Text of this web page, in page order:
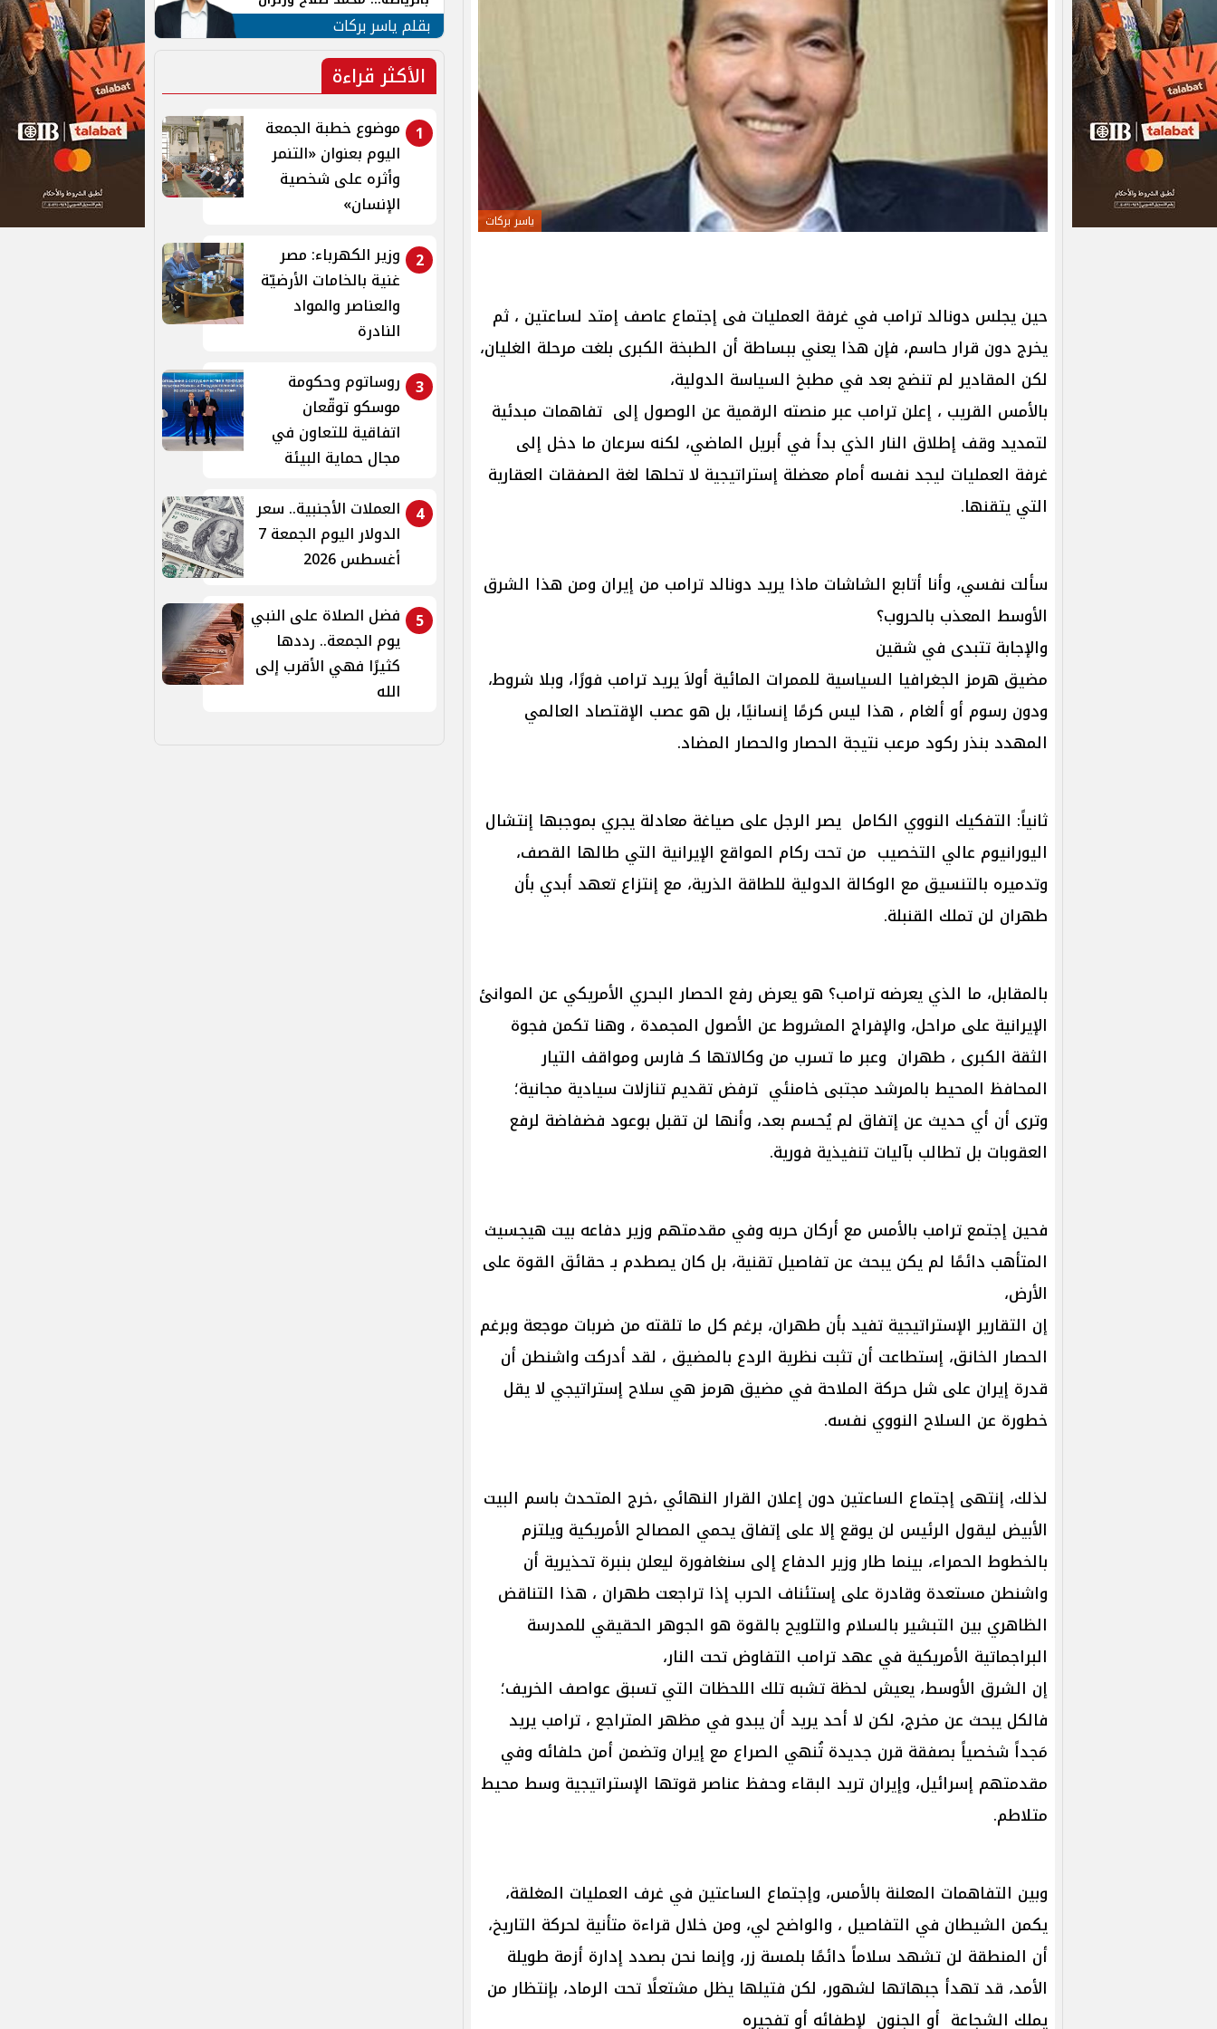
ياسر بركات
حين يجلس دونالد ترامب في غرفة العمليات فى إجتماع عاصف إمتد لساعتين ، ثم
يخرج دون قرار حاسم، فإن هذا يعني ببساطة أن الطبخة الكبرى بلغت مرحلة الغليان،
لكن المقادير لم تنضج بعد في مطبخ السياسة الدولية،
بالأمس القريب ، إعلن ترامب عبر منصته الرقمية عن الوصول إلى تفاهمات مبدئية
لتمديد وقف إطلاق النار الذي بدأ في أبريل الماضي، لكنه سرعان ما دخل إلى
غرفة العمليات ليجد نفسه أمام معضلة إستراتيجية لا تحلها لغة الصفقات العقارية
التي يتقنها.
سألت نفسي، وأنا أتابع الشاشات ماذا يريد دونالد ترامب من إيران ومن هذا الشرق
الأوسط المعذب بالحروب؟
والإجابة تتبدى في شقين
مضيق هرمز الجغرافيا السياسية للممرات المائية أولاَ يريد ترامب فورًا، وبلا شروط،
ودون رسوم أو ألغام ، هذا ليس كرمًا إنسانيًا، بل هو عصب الإقتصاد العالمي
المهدد بنذر ركود مرعب نتيجة الحصار والحصار المضاد.
ثانياً: التفكيك النووي الكامل يصر الرجل على صياغة معادلة يجري بموجبها إنتشال
اليورانيوم عالي التخصيب من تحت ركام المواقع الإيرانية التي طالها القصف،
وتدميره بالتنسيق مع الوكالة الدولية للطاقة الذرية، مع إنتزاع تعهد أبدي بأن
طهران لن تملك القنبلة.
بالمقابل، ما الذي يعرضه ترامب؟ هو يعرض رفع الحصار البحري الأمريكي عن الموانئ
الإيرانية على مراحل، والإفراج المشروط عن الأصول المجمدة ، وهنا تكمن فجوة
الثقة الكبرى ، طهران وعبر ما تسرب من وكالاتها كـ فارس ومواقف التيار
المحافظ المحيط بالمرشد مجتبى خامنئي ترفض تقديم تنازلات سيادية مجانية؛
وترى أن أي حديث عن إتفاق لم يُحسم بعد، وأنها لن تقبل بوعود فضفاضة لرفع
العقوبات بل تطالب بآليات تنفيذية فورية.
فحين إجتمع ترامب بالأمس مع أركان حربه وفي مقدمتهم وزير دفاعه بيت هيجسيث
المتأهب دائمًا لم يكن يبحث عن تفاصيل تقنية، بل كان يصطدم بـ حقائق القوة على
الأرض،
إن التقارير الإستراتيجية تفيد بأن طهران، برغم كل ما تلقته من ضربات موجعة وبرغم
الحصار الخانق، إستطاعت أن تثبت نظرية الردع بالمضيق ، لقد أدركت واشنطن أن
قدرة إيران على شل حركة الملاحة في مضيق هرمز هي سلاح إستراتيجي لا يقل
خطورة عن السلاح النووي نفسه.
لذلك، إنتهى إجتماع الساعتين دون إعلان القرار النهائي ،خرج المتحدث باسم البيت
الأبيض ليقول الرئيس لن يوقع إلا على إتفاق يحمي المصالح الأمريكية ويلتزم
بالخطوط الحمراء، بينما طار وزير الدفاع إلى سنغافورة ليعلن بنبرة تحذيرية أن
واشنطن مستعدة وقادرة على إستئناف الحرب إذا تراجعت طهران ، هذا التناقض
الظاهري بين التبشير بالسلام والتلويح بالقوة هو الجوهر الحقيقي للمدرسة
البراجماتية الأمريكية في عهد ترامب التفاوض تحت النار،
إن الشرق الأوسط، يعيش لحظة تشبه تلك اللحظات التي تسبق عواصف الخريف؛
فالكل يبحث عن مخرج، لكن لا أحد يريد أن يبدو في مظهر المتراجع ، ترامب يريد
مَجداً شخصياً بصفقة قرن جديدة تُنهي الصراع مع إيران وتضمن أمن حلفائه وفي
مقدمتهم إسرائيل، وإيران تريد البقاء وحفظ عناصر قوتها الإستراتيجية وسط محيط
متلاطم.
وبين التفاهمات المعلنة بالأمس، وإجتماع الساعتين في غرف العمليات المغلقة،
يكمن الشيطان في التفاصيل ، والواضح لي، ومن خلال قراءة متأنية لحركة التاريخ،
أن المنطقة لن تشهد سلاماً دائمًا بلمسة زر، وإنما نحن بصدد إدارة أزمة طويلة
الأمد، قد تهدأ جبهاتها لشهور، لكن فتيلها يظل مشتعلًا تحت الرماد، بإنتظار من
يملك الشجاعة أو الجنون لإطفائه أو تفجيره
الهوية في الشارع التركي
بقلم ياسر بركات
الأكثر قراءة
1
موضوع خطبة الجمعة
اليوم بعنوان «التنمر
وأثره على شخصية
الإنسان»
2
وزير الكهرباء: مصر
غنية بالخامات الأرضيّة
والعناصر والمواد
النادرة
3 روساتوم وحكومة
موسكو توقّعان
اتفاقية للتعاون في
مجال حماية البيئة
4
العملات الأجنبية.. سعر
الدولار اليوم الجمعة 7
أغسطس 2026
5
فضل الصلاة على النبي
يوم الجمعة.. رددها
كثيرًا فهي الأقرب إلى
الله